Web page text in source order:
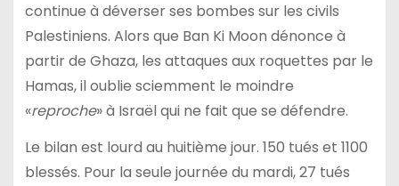
continue à déverser ses bombes sur les civils
Palestiniens. Alors que Ban Ki Moon dénonce à
partir de Ghaza, les attaques aux roquettes par le
Hamas, il oublie sciemment le moindre
«reproche» à Israël qui ne fait que se défendre.
Le bilan est lourd au huitième jour. 150 tués et 1100
blessés. Pour la seule journée du mardi, 27 tués